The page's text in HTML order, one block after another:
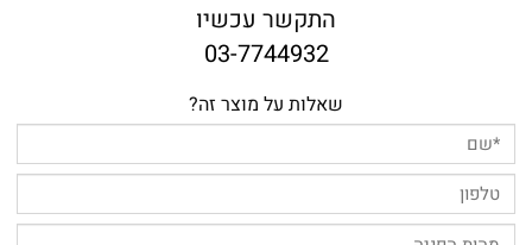
התקשר עכשיו
03-7744932
שאלות על מוצר זה?